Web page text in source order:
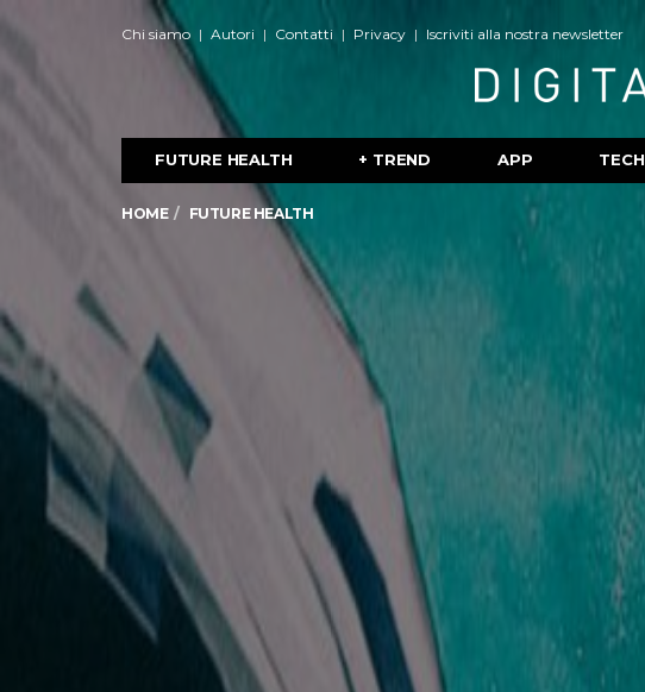
Chi siamo Autori Contatti Privacy Iscriviti alla nostra newsletter
FUTURE HEALTH + TREND APP TECH
HOME FUTURE HEALTH